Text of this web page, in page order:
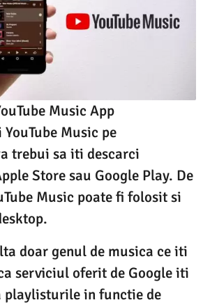
Music App
Music pe
trebui sa iti descarci
Store sau Google Play. De
Music poate fi folosit si
doar genul de musica ce iti
serviciul oferit de Google iti
playlisturile in functie de